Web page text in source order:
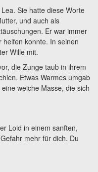
Sie hatte diese Worte
und auch als
Er war immer
konnte. In seinen
Wille mit.
die Zunge taub in ihrem
Etwas Warmes umgab
weiche Masse, die sich
Loid in einem sanften,
mehr für dich. Du